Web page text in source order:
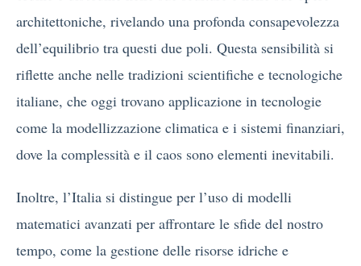
architettoniche, rivelando una profonda consapevolezza
dell’equilibrio tra questi due poli. Questa sensibilità si
riflette anche nelle tradizioni scientifiche e tecnologiche
italiane, che oggi trovano applicazione in tecnologie
come la modellizzazione climatica e i sistemi finanziari,
dove la complessità e il caos sono elementi inevitabili.
Inoltre, l’Italia si distingue per l’uso di modelli
matematici avanzati per affrontare le sfide del nostro
tempo, come la gestione delle risorse idriche e